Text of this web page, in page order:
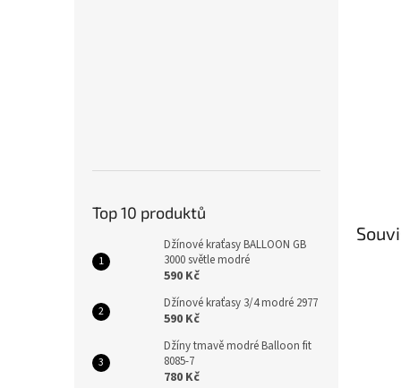
Top 10 produktů
Džínové kraťasy BALLOON GB
3000 světle modré
590 Kč
Džínové kraťasy 3/4 modré 2977
590 Kč
Džíny tmavě modré Balloon fit
8085-7
780 Kč